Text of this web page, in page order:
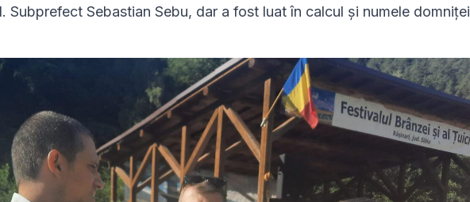
Subprefect Sebastian Sebu, dar a fost luat în calcul și numele domniței